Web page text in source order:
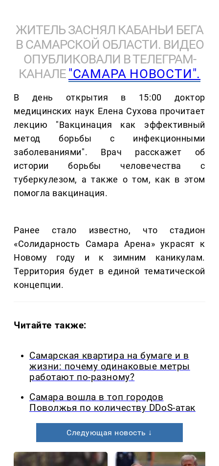
ЖИТЕЛЬ ЗАСНЯЛ КАБАНЬИ БЕГА
В САМАРСКОЙ ОБЛАСТИ. ВИДЕО
ОПУБЛИКОВАЛИ В ТЕЛЕГРАМ-
КАНАЛЕ "САМАРА НОВОСТИ".
В день открытия в 15:00 доктор
медицинских наук Елена Сухова прочитает
лекцию "Вакцинация как эффективный
метод борьбы с инфекционными
заболеваниями". Врач расскажет об
истории борьбы человечества с
туберкулезом, а также о том, как в этом
помогла вакцинация.
Ранее стало известно, что стадион
«Солидарность Самара Арена» украсят к
Новому году и к зимним каникулам.
Территория будет в единой тематической
концепции.
Читайте также:
Самарская квартира на бумаге и в
жизни: почему одинаковые метры
работают по-разному?
Самара вошла в топ городов
Поволжья по количеству DDoS-атак
Следующая новость ↓